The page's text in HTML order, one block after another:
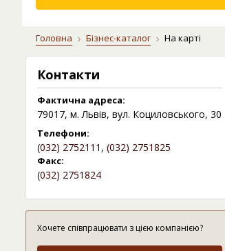
Головна Бізнес-каталог На карті
Контакти
Фактична адреса:
79017, м. Львів, вул. Коциловського, 30
Телефони:
(032) 2752111 , (032) 2751825
Факс:
(032) 2751824
Хочете співпрацювати з цією компанією?